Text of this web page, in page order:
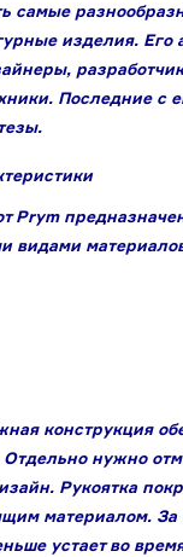
самые
изделия. Его
Последние с
Prym
видами
конструкция
Отдельно нужно
Рукоятка
материалом. За
устает во